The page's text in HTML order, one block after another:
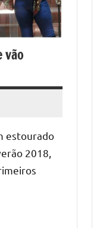
vão
estourado
2018,